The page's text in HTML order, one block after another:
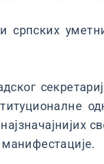
српских